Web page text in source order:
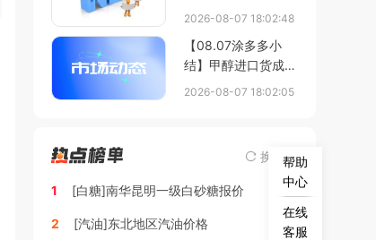
（20260801-
2026-08-07 18:02:48
【08.07涂多多小
结】甲醇进口货成交
动态
2026-08-07 18:02:05
换一换
1 [白糖]南华昆明一级白砂糖报价
2 [汽油]东北地区汽油价格
帮助
中心
在线
客服